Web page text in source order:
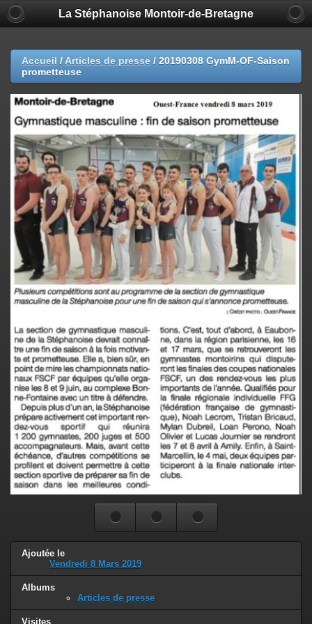
La Stéphanoise Montoir-de-Bretagne
Accueil / Articles de presse / 20190308 GymM-OF-Saison
prometteuse
Ajoutée le
Vendredi 8 Mars 2019
Albums
Articles de presse
Visites